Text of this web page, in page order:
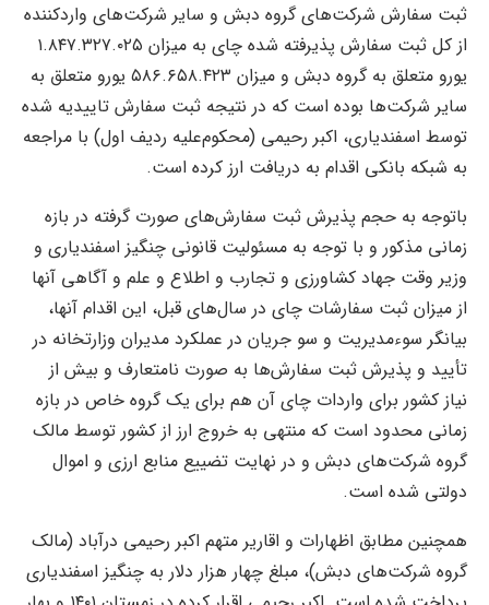
ثبت سفارش شرکت‌های گروه دبش و سایر شرکت‌های واردکننده
از کل ثبت سفارش پذیرفته شده چای به میزان ۱.۸۴۷.۳۲۷.۰۲۵
یورو متعلق به گروه دبش و میزان ۵۸۶.۶۵۸.۴۲۳ یورو متعلق به
سایر شرکت‌ها بوده است که در نتیجه ثبت سفارش تاییدیه شده
توسط اسفندیاری، اکبر رحیمی (محکوم‌علیه ردیف اول) با مراجعه
به شبکه بانکی اقدام به دریافت ارز کرده است.
باتوجه به حجم پذیرش ثبت سفارش‌های صورت گرفته در بازه
زمانی مذکور و با توجه به مسئولیت قانونی چنگیز اسفندیاری و
وزیر وقت جهاد کشاورزی و تجارب و اطلاع و علم و آگاهی آنها
از میزان ثبت سفارشات چای در سال‌های قبل، این اقدام آنها،
بیانگر سوءمدیریت و سو جریان در عملکرد مدیران وزارتخانه در
تأیید و پذیرش ثبت سفارش‌ها به صورت نامتعارف و بیش از
نیاز کشور برای واردات چای آن هم برای یک گروه خاص در بازه
زمانی محدود است که منتهی به خروج ارز از کشور توسط مالک
گروه شرکت‌های دبش و در نهایت تضییع منابع ارزی و اموال
دولتی شده است.
همچنین مطابق اظهارات و اقاریر متهم اکبر رحیمی درآباد (مالک
گروه شرکت‌های دبش)، مبلغ چهار هزار دلار به چنگیز اسفندیاری